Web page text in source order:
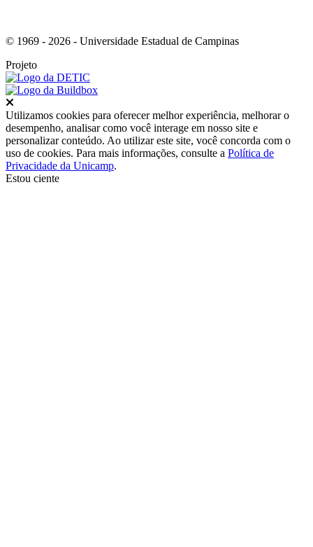
© 1969 - 2026 - Universidade Estadual de Campinas
Projeto
Utilizamos cookies para oferecer melhor experiência, melhorar o
desempenho, analisar como você interage em nosso site e
personalizar conteúdo. Ao utilizar este site, você concorda com o
uso de cookies. Para mais informações, consulte a Política de
Privacidade da Unicamp.
Estou ciente